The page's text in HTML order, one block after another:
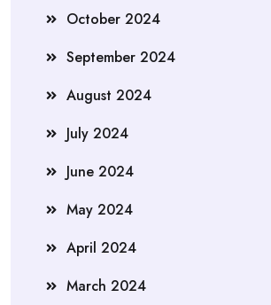
October 2024
September 2024
August 2024
July 2024
June 2024
May 2024
April 2024
March 2024